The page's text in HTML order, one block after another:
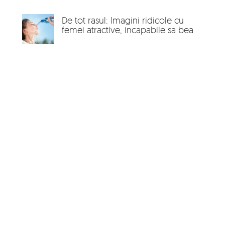
De tot rasul: Imagini ridicole cu
femei atractive, incapabile sa bea